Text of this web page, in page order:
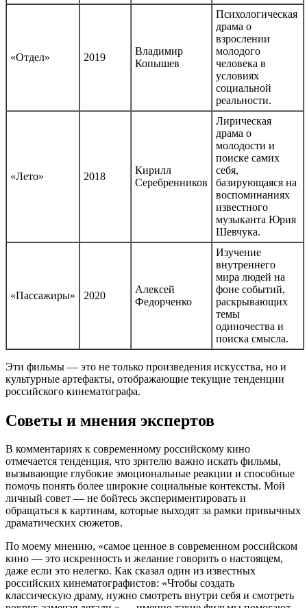
«Отдел» 2019
Владимир
Копышев
Психологическая
драма о
взрослении
молодого
человека в
условиях
социальной
реальности.
«Лето» 2018
Кирилл
Серебренников
Лирическая
драма о
молодости и
поиске самих
себя,
базирующаяся на
воспоминаниях
известного
музыканта Юрия
Шевчука.
«Пассажиры» 2020
Алексей
Федорченко
Изучение
внутреннего
мира людей на
фоне событий,
раскрывающих
темы
одиночества и
поиска смысла.
Эти фильмы — это не только произведения искусства, но и
культурные артефакты, отображающие текущие тенденции
российского кинематографа.
Советы и мнения экспертов
В комментариях к современному российскому кино
отмечается тенденция, что зрителю важно искать фильмы,
вызывающие глубокие эмоциональные реакции и способные
помочь понять более широкие социальные контексты. Мой
личный совет — не бойтесь экспериментировать и
обращаться к картинам, которые выходят за рамки привычных
драматических сюжетов.
По моему мнению, «самое ценное в современном российском
кино — это искренность и желание говорить о настоящем,
даже если это нелегко. Как сказал один из известных
российских кинематографистов: «Чтобы создать
классическую драму, нужно смотреть внутри себя и смотреть